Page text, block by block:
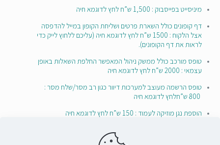
מיניסייט בפייסבוק : 1,500 ש”ח לחץ לדוגמא חיה
דף קופונים כולל השארת פרטים ושליחת הקופון במייל להדפסה
אצל הלקוח : 1500 ש”ח לחץ לדוגמא חיה (עליכם ללחוץ לייק כדי
לראות את דף הקופונים).
טופס מורכב כולל ממשק ניהול המאפשר החלפת השאלות באופן
עצמאי : 2000 ש”ח לחץ לדוגמא חיה
טופס הרשמה מעוצב למערכות דיוור כגון רב מסר/שלח מסר :
הוספת נגן מוזיקה לעמוד : 150 ש”ח לחץ לדוגמא חיה
לפרטים נוספים והצעת מחיר המותאמת אליכם,